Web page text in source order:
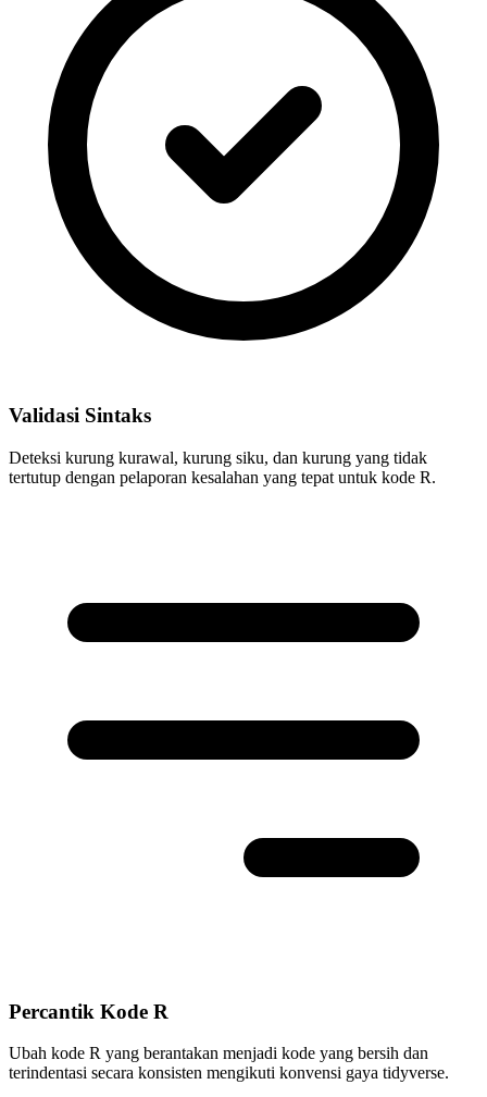
Validasi Sintaks
Deteksi kurung kurawal, kurung siku, dan kurung yang tidak
tertutup dengan pelaporan kesalahan yang tepat untuk kode R.
Percantik Kode R
Ubah kode R yang berantakan menjadi kode yang bersih dan
terindentasi secara konsisten mengikuti konvensi gaya tidyverse.